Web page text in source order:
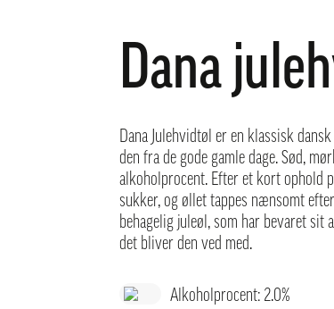
Dana
Dana Julehvidtøl er en klassisk
den fra de gode gamle dage. Sød,
alkoholprocent. Efter et kort ophold
sukker, og øllet tappes nænsomt
behagelig juleøl, som har bevaret sit
det bliver den ved med.
Alkoholprocent: 2.0%